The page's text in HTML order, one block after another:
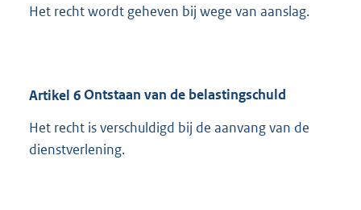
Het recht wordt geheven bij wege van aanslag.
Artikel 6Ontstaan van de belastingschuld
Het recht is verschuldigd bij de aanvang van de
dienstverlening.